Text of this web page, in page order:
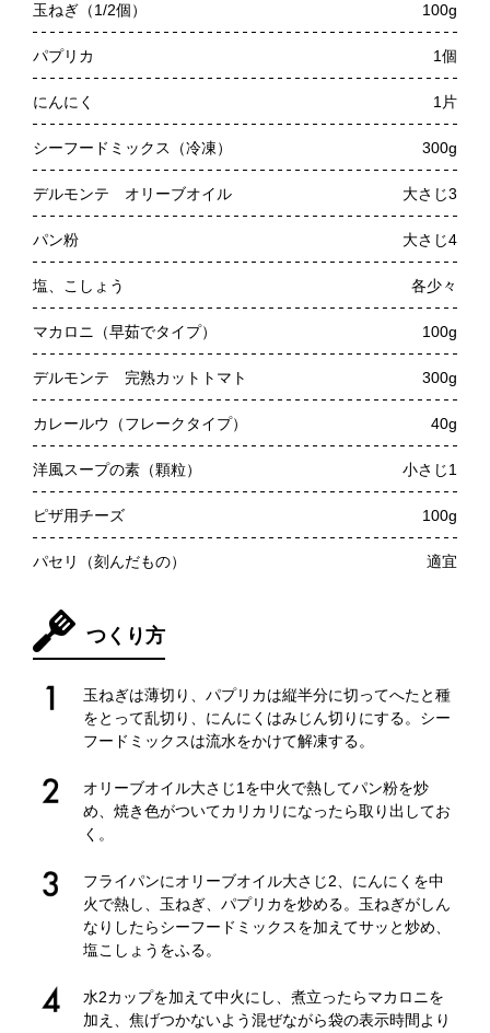
玉ねぎ（1/2個） 100g
パプリカ 1個
にんにく 1片
シーフードミックス（冷凍） 300g
デルモンテ オリーブオイル 大さじ3
パン粉 大さじ4
塩、こしょう 各少々
マカロニ（早茹でタイプ） 100g
デルモンテ 完熟カットトマト 300g
カレールウ（フレークタイプ） 40g
洋風スープの素（顆粒） 小さじ1
ピザ用チーズ 100g
パセリ（刻んだもの） 適宜
つくり方
玉ねぎは薄切り、パプリカは縦半分に切ってへたと種
をとって乱切り、にんにくはみじん切りにする。シー
フードミックスは流水をかけて解凍する。
オリーブオイル大さじ1を中火で熱してパン粉を炒
め、焼き色がついてカリカリになったら取り出してお
く。
フライパンにオリーブオイル大さじ2、にんにくを中
火で熱し、玉ねぎ、パプリカを炒める。玉ねぎがしん
なりしたらシーフードミックスを加えてサッと炒め、
塩こしょうをふる。
水2カップを加えて中火にし、煮立ったらマカロニを
加え、焦げつかないよう混ぜながら袋の表示時間より